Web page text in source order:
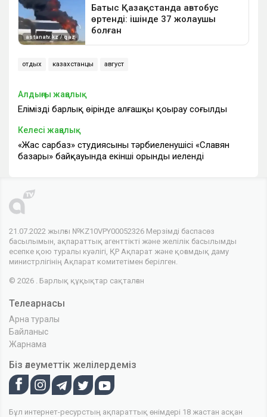
отдых казахстанцы август
Алдыңғы жаңалық
Еліміздің барлық өңірінде алғашқы қоңырау соғылды
Келесі жаңалық
«Жас сарбаз» студиясының тәрбиеленушісі «Славян
базары» байқауында екінші орынды иеленді
21.07.2022 жылғы №KZ10VPY00052326 Мерзімді баспасөз
басылымын, ақпараттық агенттікті және желілік басылымды
есепке қою туралы куәлігі, ҚР Ақпарат және қоғамдық даму
министрлігінің Ақпарат комитетімен берілген.
© 2026 . Барлық құқықтар сақталған
Телеарнасы
Арна туралы
Байланыс
Жарнама
Біз әлеуметтік желілердеміз
Бұл интернет-ресурстың ақпараттық өнімдері 18 жастан асқан